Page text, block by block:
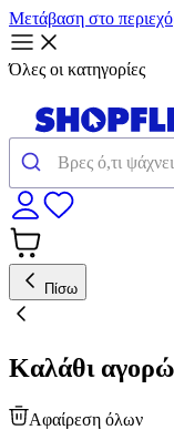
Μετάβαση στο
Όλες οι κατηγορίες
Πίσω
Καλάθι
Αφαίρεση όλων